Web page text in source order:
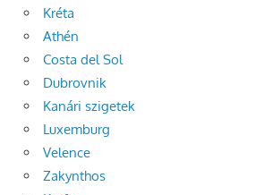
Kréta
Athén
Costa del Sol
Dubrovnik
Kanári szigetek
Luxemburg
Velence
Zakynthos